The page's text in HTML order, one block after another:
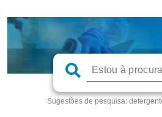
Sugestões de pesquisa: